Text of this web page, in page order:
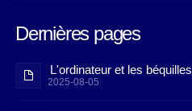
Dernières pages
L'ordinateur et les béquilles
2025-08-05